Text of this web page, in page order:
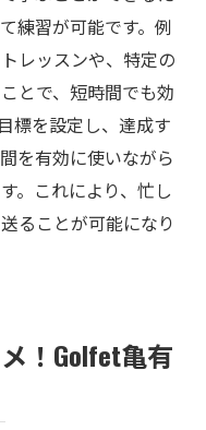
練習が可能です。例
レッスンや、特定の
とで、短時間でも効
標を設定し、達成す
を有効に使いながら
。これにより、忙し
ることが可能になり
！Golfet亀有